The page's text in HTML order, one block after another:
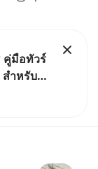
คู่มือทัวร์
ำหรับ
ม่รู้ว่า